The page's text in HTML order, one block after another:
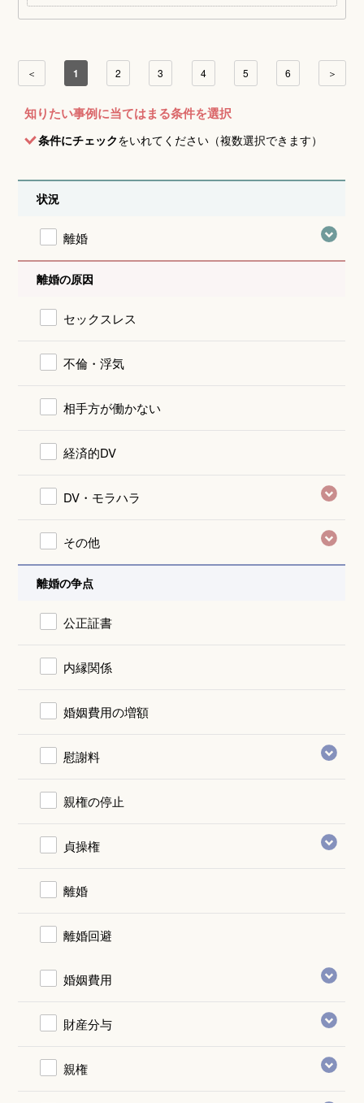
＜ 1 2 3 4 5 6 ＞
知りたい事例に当てはまる条件を選択
条件にチェックをいれてください（複数選択できます）
状況
離婚
離婚の原因
セックスレス
不倫・浮気
相手方が働かない
経済的DV
DV・モラハラ
その他
離婚の争点
公正証書
内縁関係
婚姻費用の増額
慰謝料
親権の停止
貞操権
離婚
離婚回避
婚姻費用
財産分与
親権